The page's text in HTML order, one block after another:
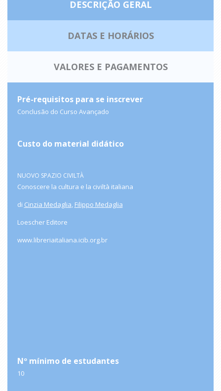
DESCRIÇÃO GERAL
DATAS E HORÁRIOS
VALORES E PAGAMENTOS
Pré-requisitos para se inscrever
Conclusão do Curso Avançado
Custo do material didático
NUOVO SPAZIO CIVILTÀ
Conoscere la cultura e la civiltà italiana
di Cinzia Medaglia Filippo Medaglia
Loescher Editore
www.libreriaitaliana.icib.org.br
Nº mínimo de estudantes
10